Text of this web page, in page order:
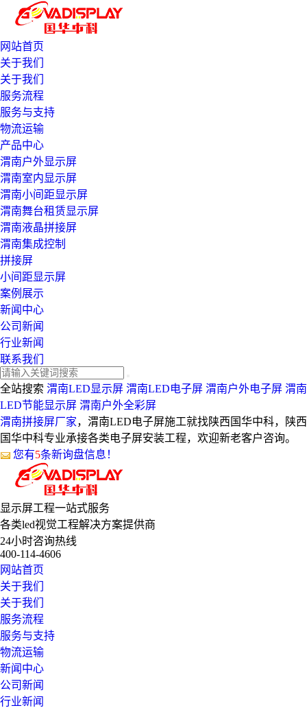
网站首页
关于我们
关于我们
服务流程
服务与支持
物流运输
产品中心
渭南户外显示屏
渭南室内显示屏
渭南小间距显示屏
渭南舞台租赁显示屏
渭南液晶拼接屏
渭南集成控制
拼接屏
小间距显示屏
案例展示
新闻中心
公司新闻
行业新闻
联系我们
全站搜索 渭南LED显示屏 渭南LED电子屏 渭南户外电子屏 渭南
LED节能显示屏 渭南户外全彩屏
渭南拼接屏厂家，渭南LED电子屏施工就找陕西国华中科，陕西
国华中科专业承接各类电子屏安装工程，欢迎新老客户咨询。
您有5条新询盘信息！
显示屏工程一站式服务
各类led视觉工程解决方案提供商
24小时咨询热线
400-114-4606
网站首页
关于我们
关于我们
服务流程
服务与支持
物流运输
新闻中心
公司新闻
行业新闻